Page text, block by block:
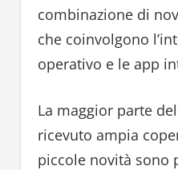
combinazione di
che coinvolgono
operativo e le app
La maggior parte
ricevuto ampia
piccole novità sono